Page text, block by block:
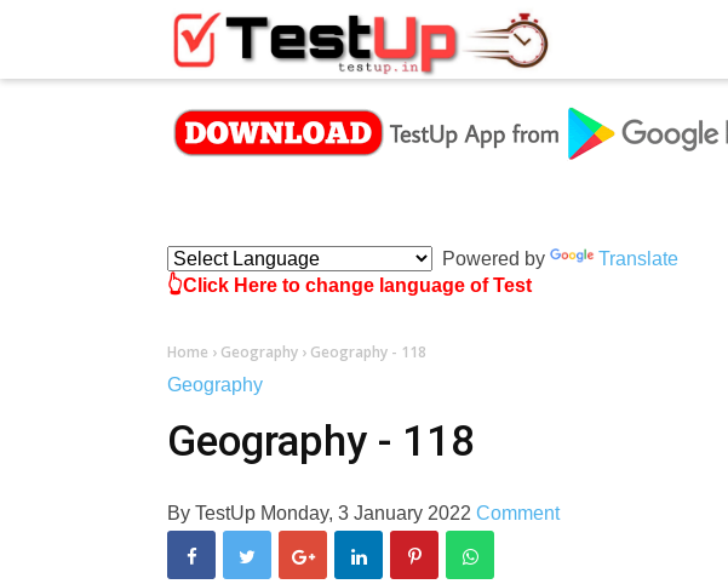
Powered by
Translate
👆Click Here to change language of Test
Home › Geography › Geography - 118
Geography
Geography - 118
By TestUp Monday, 3 January 2022 Comment